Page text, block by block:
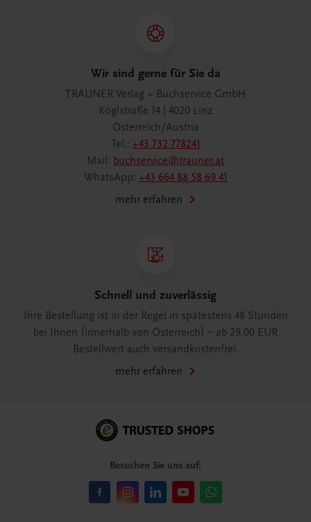
Wir sind gerne für Sie da
TRAUNER Verlag + Buchservice GmbH
Köglstraße 14 | 4020 Linz
Österreich/Austria
Tel.: +43 732 778241
Mail: buchservice@trauner.at
WhatsApp: +43 664 88 58 69 41
mehr erfahren
Schnell und zuverlässig
Ihre Bestellung ist in der Regel in spätestens 48 Stunden
bei Ihnen (innerhalb von Österreich) – ab 29,00 EUR
Bestellwert auch versandkostenfrei.
mehr erfahren
Besuchen Sie uns auf: